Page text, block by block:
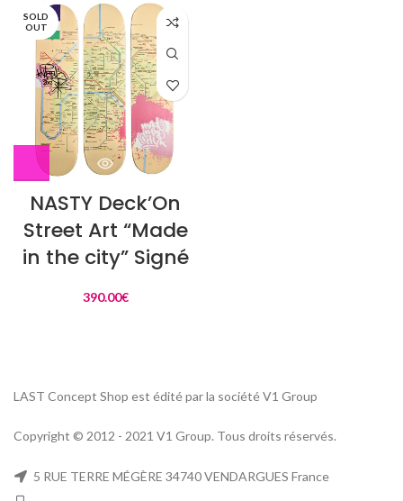
SOLD
OUT
NASTY Deck’On
Street Art “Made
in the city” Signé
390.00€
LAST Concept Shop est édité par la société V1 Group
Copyright © 2012 - 2021 V1 Group. Tous droits réservés.
5 RUE TERRE MÉGÈRE 34740 VENDARGUES France